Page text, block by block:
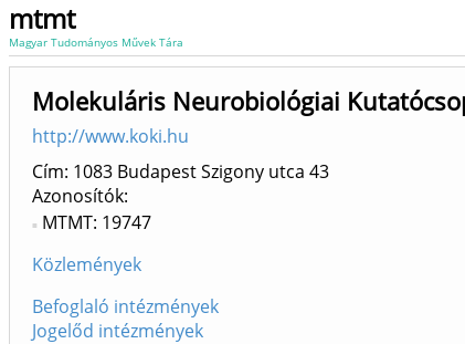
mtmt
Magyar Tudományos Művek Tára
Molekuláris Neurobiológiai
http://www.koki.hu
Cím: 1083 Budapest Szigony utca 43
Azonosítók
MTMT: 19747
Közlemények
Befoglaló intézmények
Jogelőd intézmények